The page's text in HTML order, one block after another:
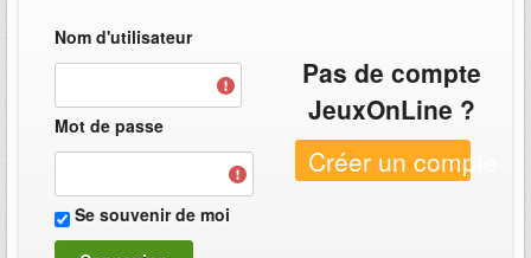
Nom d'utilisateur
Mot de passe
Se souvenir de moi
Pas de compte
JeuxOnLine ?
Créer un compte